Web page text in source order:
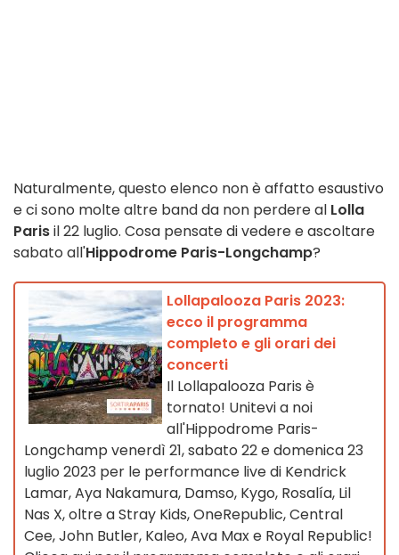
Naturalmente, questo elenco non è affatto esaustivo
e ci sono molte altre band da non perdere al Lolla
Parisil 22 luglio. Cosa pensate di vedere e ascoltare
sabato all'Hippodrome Paris-Longchamp?
Lollapalooza Paris 2023:
ecco il programma
completo e gli orari dei
concerti
Il Lollapalooza Paris è
tornato! Unitevi a noi
all'Hippodrome Paris-
Longchamp venerdì 21, sabato 22 e domenica 23
luglio 2023 per le performance live di Kendrick
Lamar, Aya Nakamura, Damso, Kygo, Rosalía, Lil
Nas X, oltre a Stray Kids, OneRepublic, Central
Cee, John Butler, Kaleo, Ava Max e Royal Republic!